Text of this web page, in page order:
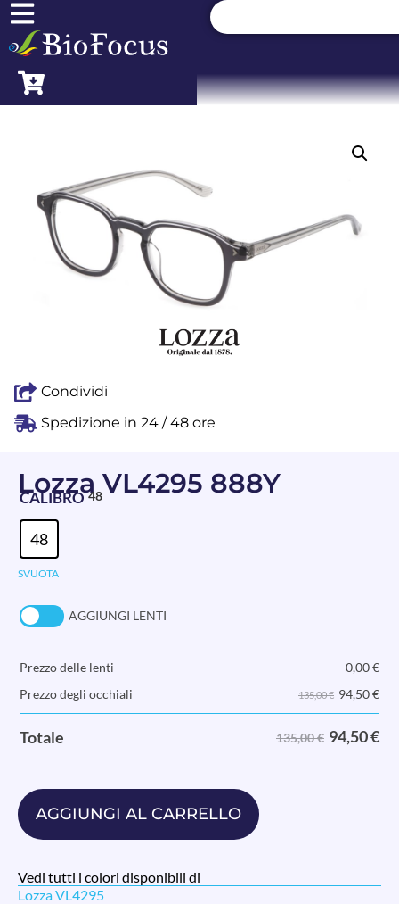
Condividi
Spedizione in 24 / 48 ore
Lozza VL4295 888Y
CALIBRO 48
48
SVUOTA
AGGIUNGI LENTI
Prezzo delle lenti 0,00€
Prezzo degli occhiali
135,00 € 94,50€
Totale 135,00 € 94,50€
AGGIUNGI AL CARRELLO
Vedi tutti i colori disponibili di
Lozza VL4295